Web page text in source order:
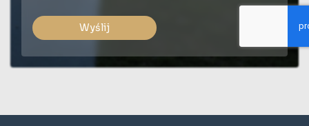
Wyślij